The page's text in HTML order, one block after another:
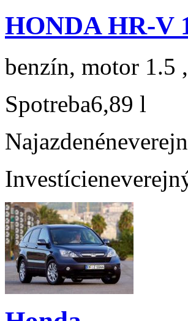
HONDA HR-V
benzín, motor 1.5
Spotreba6,89 l
Najazdené
Investície